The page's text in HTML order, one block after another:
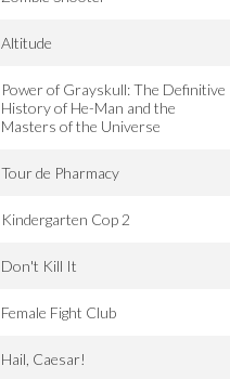
Altitude
Power of Grayskull: The Definitive
History of He-Man and the
Masters of the Universe
Tour de Pharmacy
Kindergarten Cop 2
Don't Kill It
Female Fight Club
Hail, Caesar!